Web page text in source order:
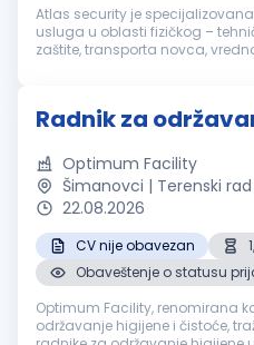
Atlas security je
usluga u oblasti fizičkog –
zaštite, transporta novca,
Radnik za
Optimum Facility
Šimanovci | Terenski rad
22.08.2026
CV nije obavezan
Obaveštenje o statusu
Optimum Facility, renomirana
održavanje higijene i čistoće,